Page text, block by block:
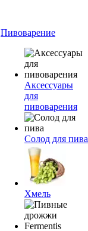
Пивоварение
Аксессуары
для
пивоварения
Солод для пива
Хмель